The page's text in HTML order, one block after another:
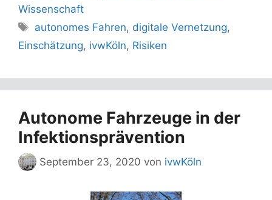
Wissenschaft
Schlagwörter
autonomes Fahren, digitale Vernetzung,
Einschätzung, ivwKöln, Risiken
Autonome Fahrzeuge in der
Infektionsprävention
September 23, 2020 von ivwKöln